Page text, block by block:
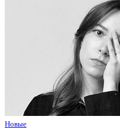
Новые